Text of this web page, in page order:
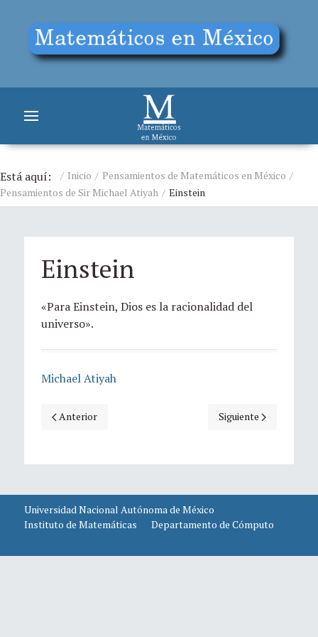
Está aquí: Inicio
Pensamientos de Matemáticos en México
Pensamientos de Sir Michael Atiyah
Einstein
Einstein
«Para Einstein, Dios es la racionalidad del
universo».
Michael Atiyah
Artículo anterior: Disfrutemos
Anterior Artículo siguiente:
Siguiente
Universidad Nacional Autónoma de México
Instituto de Matemáticas
Departamento de Cómputo